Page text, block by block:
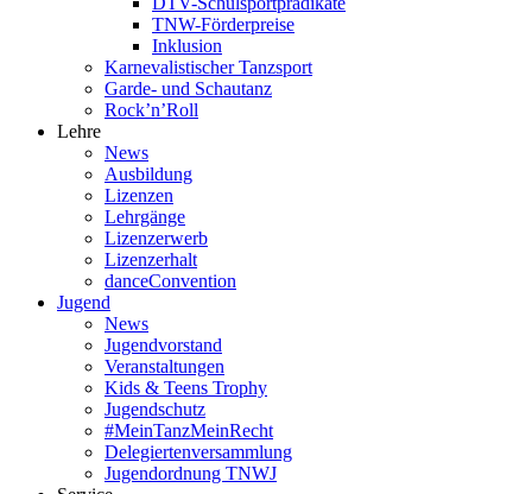
TNW-Förderpreise
Inklusion
Karnevalistischer Tanzsport
Garde- und Schautanz
Rock’n’Roll
Lehre
News
Ausbildung
Lizenzen
Lehrgänge
Lizenzerwerb
Lizenzerhalt
danceConvention
Jugend
News
Jugendvorstand
Veranstaltungen
Kids & Teens Trophy
Jugendschutz
#MeinTanzMeinRecht
Delegiertenversammlung
Jugendordnung TNWJ